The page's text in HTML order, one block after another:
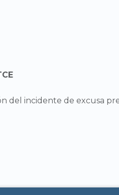
del incidente de excusa